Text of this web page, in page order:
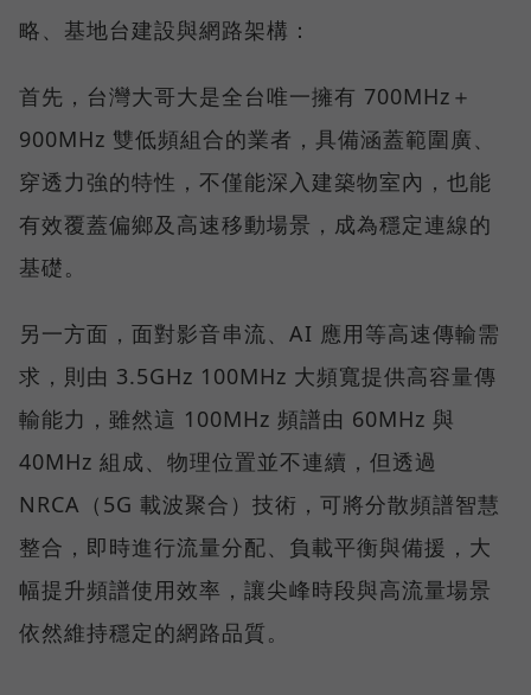
略、基地台建設與網路架構：
首先，台灣大哥大是全台唯一擁有 700MHz＋
900MHz 雙低頻組合的業者，具備涵蓋範圍廣、
穿透力強的特性，不僅能深入建築物室內，也能
有效覆蓋偏鄉及高速移動場景，成為穩定連線的
基礎。
另一方面，面對影音串流、AI 應用等高速傳輸需
求，則由 3.5GHz 100MHz 大頻寬提供高容量傳
輸能力，雖然這 100MHz 頻譜由 60MHz 與
40MHz 組成、物理位置並不連續，但透過
NRCA（5G 載波聚合）技術，可將分散頻譜智慧
整合，即時進行流量分配、負載平衡與備援，大
幅提升頻譜使用效率，讓尖峰時段與高流量場景
依然維持穩定的網路品質。